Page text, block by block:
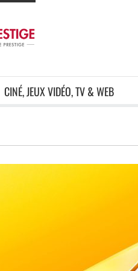
CINÉ, JEUX VIDÉO, TV & WEB